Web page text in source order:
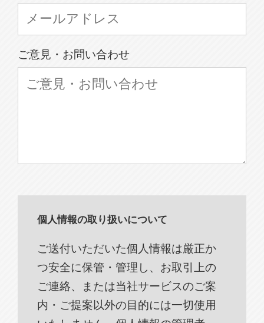
ご意見・お問い合わせ
個人情報の取り扱いについて
ご送付いただいた個人情報は厳正か
つ安全に保管・管理し、お取引上の
ご連絡、または当社サービスのご案
内・ご提案以外の目的には一切使用